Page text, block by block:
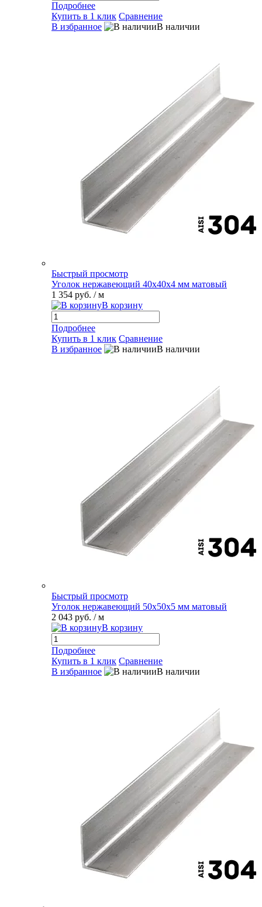
Подробнее
Купить в 1 клик Сравнение
В избранное
В наличии
Быстрый просмотр
Уголок нержавеющий 40х40х4 мм матовый
1 354 руб. / м
В корзину
Подробнее
Купить в 1 клик Сравнение
В избранное
В наличии
Быстрый просмотр
Уголок нержавеющий 50х50х5 мм матовый
2 043 руб. / м
В корзину
Подробнее
Купить в 1 клик Сравнение
В избранное
В наличии